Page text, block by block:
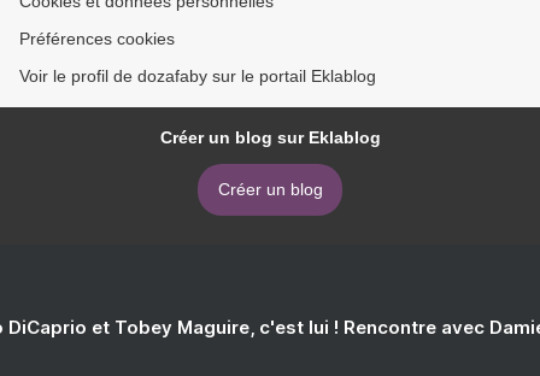
Préférences cookies
Voir le profil de dozafaby sur le portail Eklablog
Créer un blog sur Eklablog
Créer un blog
DiCaprio et Tobey Maguire, c'est lui ! Rencontre avec